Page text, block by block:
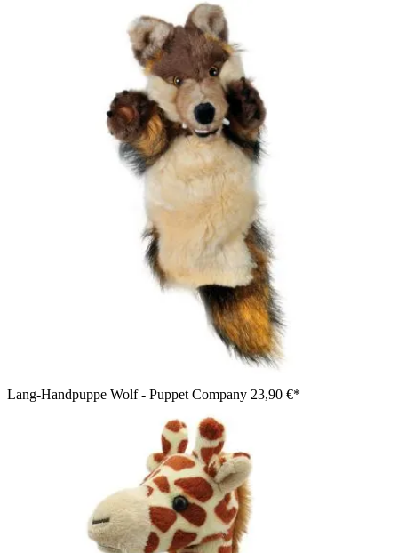
Lang-Handpuppe Wolf - Puppet Company 23,90 €*